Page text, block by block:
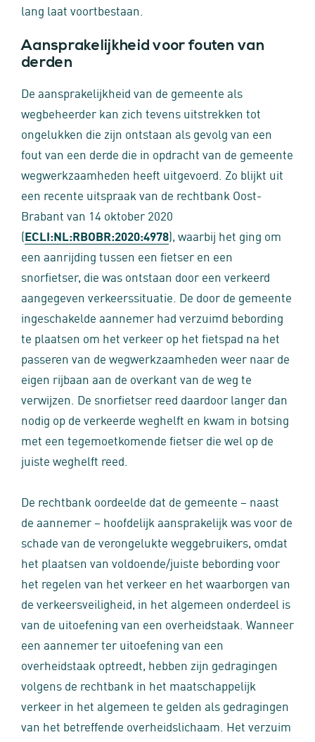
lang laat voortbestaan.
Aansprakelijkheid voor fouten van
derden
De aansprakelijkheid van de gemeente als
wegbeheerder kan zich tevens uitstrekken tot
ongelukken die zijn ontstaan als gevolg van een
fout van een derde die in opdracht van de gemeente
wegwerkzaamheden heeft uitgevoerd. Zo blijkt uit
een recente uitspraak van de rechtbank Oost-
Brabant van 14 oktober 2020
(ECLI:NL:RBOBR:2020:4978), waarbij het ging om
een aanrijding tussen een fietser en een
snorfietser, die was ontstaan door een verkeerd
aangegeven verkeerssituatie. De door de gemeente
ingeschakelde aannemer had verzuimd bebording
te plaatsen om het verkeer op het fietspad na het
passeren van de wegwerkzaamheden weer naar de
eigen rijbaan aan de overkant van de weg te
verwijzen. De snorfietser reed daardoor langer dan
nodig op de verkeerde weghelft en kwam in botsing
met een tegemoetkomende fietser die wel op de
juiste weghelft reed.
De rechtbank oordeelde dat de gemeente – naast
de aannemer – hoofdelijk aansprakelijk was voor de
schade van de verongelukte weggebruikers, omdat
het plaatsen van voldoende/juiste bebording voor
het regelen van het verkeer en het waarborgen van
de verkeersveiligheid, in het algemeen onderdeel is
van de uitoefening van een overheidstaak. Wanneer
een aannemer ter uitoefening van een
overheidstaak optreedt, hebben zijn gedragingen
volgens de rechtbank in het maatschappelijk
verkeer in het algemeen te gelden als gedragingen
van het betreffende overheidslichaam. Het verzuim